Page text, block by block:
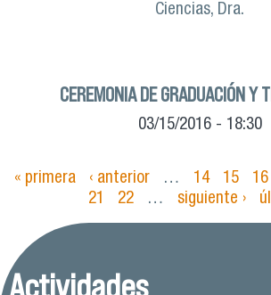
Ciencias, Dra.
CEREMONIA DE GRADUACIÓN Y
03/15/2016 - 18:30
Páginas
« primera ‹ anterior … 14 15 16
21
22 … siguiente ›
Actividades